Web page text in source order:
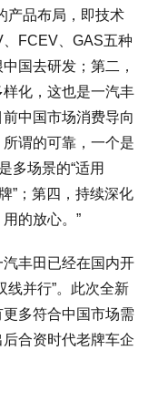
产品布局，即技术
FCEV、GAS五种
国去研发；第二，
化，这也是一汽丰
中国市场消费导向
谓的可靠，一个是
多场景的“适用
”；第四，持续深化
的放心。”
丰田已经在国内开
线并行”。此次全新
多符合中国市场需
合资时代老牌车企